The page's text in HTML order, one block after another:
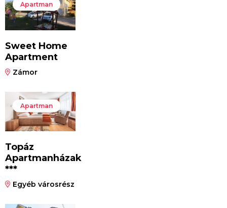
Apartman
Sweet Home
Apartment
Zámor
Apartman
Topáz
Apartmanházak
***
Egyéb városrész